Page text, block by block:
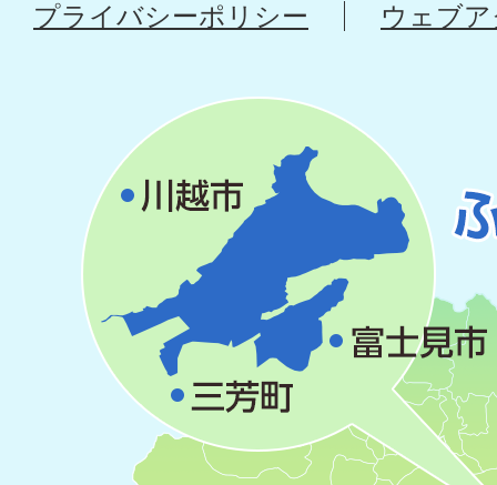
プライバシーポリシー
ウェブ